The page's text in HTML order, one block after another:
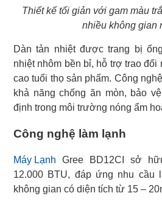
Thiết kế tối giản với gam màu
nhiều không gian
Dàn tản nhiệt được trang bị
nhiệt nhôm bền bỉ, hỗ trợ trao đổi
cao tuổi thọ sản phẩm. Công
khả năng chống ăn mòn, bảo
định trong môi trường nóng ẩm
Công nghệ làm lạnh
Máy Lạnh Gree BD12CI sở
12.000 BTU, đáp ứng nhu cầu
không gian có diện tích từ 15 –